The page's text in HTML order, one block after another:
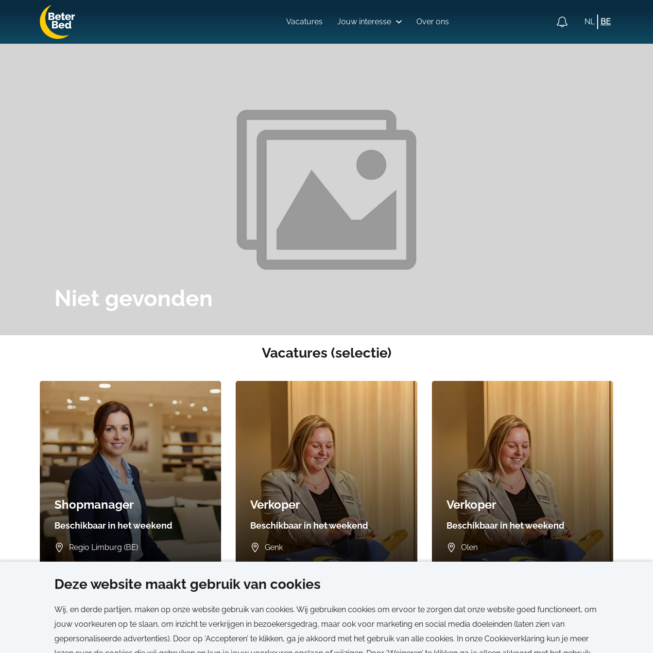
Deze website maakt gebruik van cookies
Wij, en derde partijen, maken op onze website gebruik van cookies. Wij gebruiken cookies om ervoor te zorgen dat onze website goed functioneert, om
jouw voorkeuren op te slaan, om inzicht te verkrijgen in bezoekersgedrag, maar ook voor marketing en social media doeleinden (laten zien van
gepersonaliseerde advertenties). Door op ‘Accepteren’ te klikken, ga je akkoord met het gebruik van alle cookies. In onze Cookieverklaring kun je meer
Vacatures Jouw interesse Over ons NL BE
Niet gevonden
Vacatures (selectie)
Shopmanager
Beschikbaar in het weekend
Regio Limburg (BE)
Vast, Fulltime
Verkoper
Beschikbaar in het weekend
Genk
Parttime, Vast, Tijdelijk
Verkoper
Beschikbaar in het weekend
Olen
Call-to-action bij meer vacatures